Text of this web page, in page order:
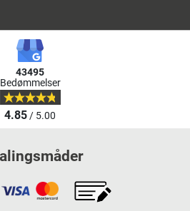
43495
Bedømmelser
4.85/ 5.00